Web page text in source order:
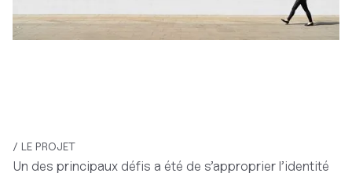
/ LE PROJET
Un des principaux défis a été de s’approprier l’identité